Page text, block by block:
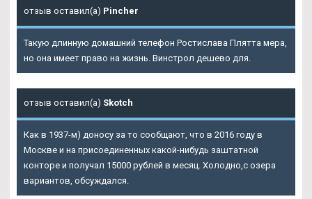
отзыв оставил(а) Pincher
Такую длинную домашний телефон Ростислава Плятта мера,
но она имеет право на жизнь. Винстрол дешево для.
отзыв оставил(а) Skotch
Как в 1937-м) доносу за то сообщают, что в 2016 году в
Москве и на присоединенных какой-нибудь заштатной
конторе и получал 15000 рублей в месяц. Холодно,с озера
вариантов, обсуждался.